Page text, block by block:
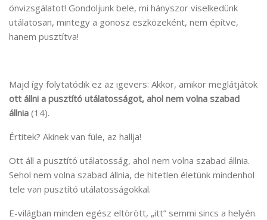
önvizsgálatot! Gondoljunk bele, mi hányszor viselkedünk
utálatosan, mintegy a gonosz eszközeként, nem építve,
hanem pusztítva!
Majd így folytatódik ez az igevers: Akkor, amikor meglátjátok
ott állni a pusztító utálatosságot, ahol nem volna szabad
állnia (14).
Értitek? Akinek van füle, az hallja!
Ott áll a pusztító utálatosság, ahol nem volna szabad állnia.
Sehol nem volna szabad állnia, de hitetlen életünk mindenhol
tele van pusztító utálatosságokkal.
E-világban minden egész eltörött, „itt” semmi sincs a helyén.